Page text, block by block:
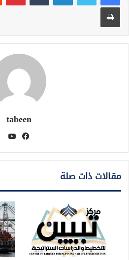
طباعة
tabeen
فيسبوك
مقالات ذات صلة